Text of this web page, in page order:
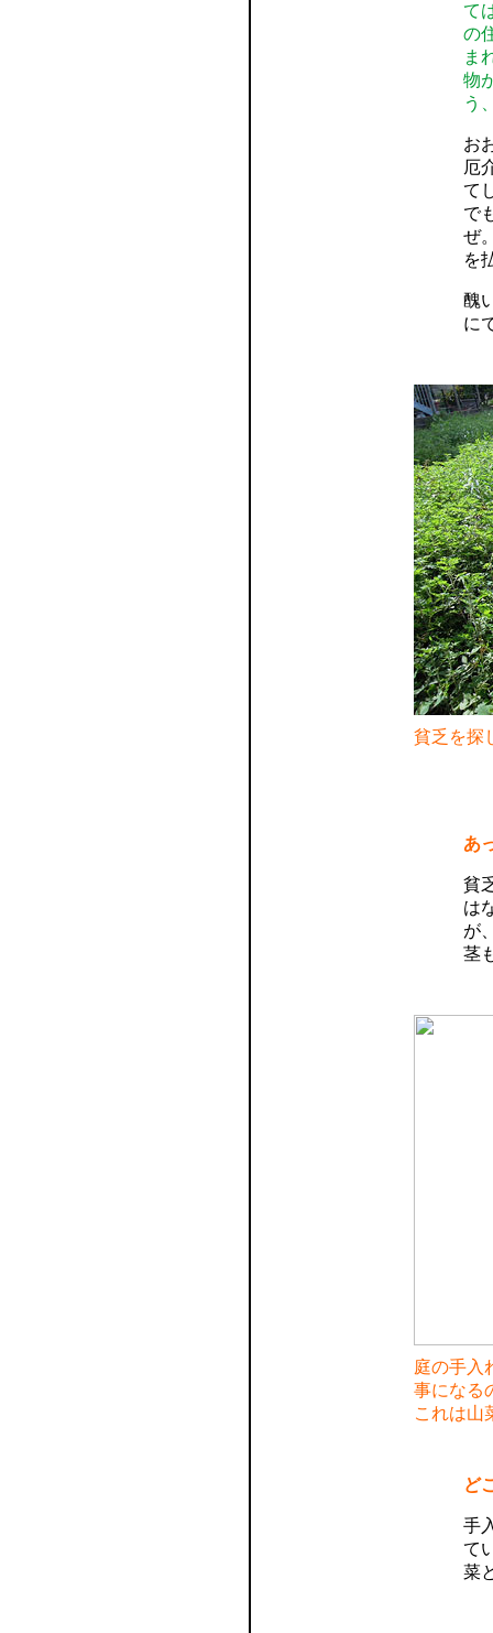
て
の
ま
物
う
お
厄
て
で
ぜ
を
醜
に
貧乏を探
あ
貧
は
が
茎
庭の手入
事になる
これは山
ど
手
て
菜